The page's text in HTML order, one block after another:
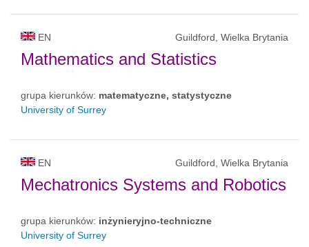
EN Guildford, Wielka Brytania
Mathematics and Statistics
grupa kierunków: matematyczne, statystyczne
University of Surrey
EN Guildford, Wielka Brytania
Mechatronics Systems and Robotics
grupa kierunków: inżynieryjno-techniczne
University of Surrey